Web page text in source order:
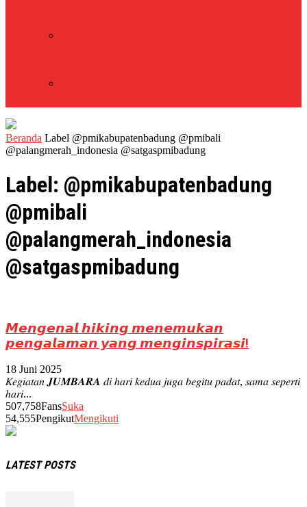
Beranda Label @pmikabupatenbadung @pmibali
@palangmerah_indonesia @satgaspmibadung
Label: @pmikabupatenbadung
@pmibali
@palangmerah_indonesia
@satgaspmibadung
𝙈𝙚𝙣𝙜𝙚𝙣𝙖𝙡 𝙝𝙞𝙠𝙞𝙣𝙜 𝙢𝙚𝙣𝙚𝙢𝙪𝙠𝙖𝙣
𝙥𝙚𝙣𝙜𝙖𝙡𝙖𝙢𝙖𝙣 𝙮𝙖𝙣𝙜 𝙢𝙚𝙣𝙜𝙞𝙣𝙨𝙥𝙞𝙧𝙖𝙨𝙞!
18 Juni 2025
𝐾𝑒𝑔𝑖𝑎𝑡𝑎𝑛 𝑱𝑼𝑴𝑩𝑨𝑹𝑨 𝑑𝑖 ℎ𝑎𝑟𝑖 𝑘𝑒𝑑𝑢𝑎 𝑗𝑢𝑔𝑎 𝑏𝑒𝑔𝑖𝑡𝑢 𝑝𝑎𝑑𝑎𝑡, 𝑠𝑎𝑚𝑎 𝑠𝑒𝑝𝑒𝑟𝑡𝑖
ℎ𝑎𝑟𝑖...
507,758FansSuka
54,555PengikutMengikuti
LATEST POSTS